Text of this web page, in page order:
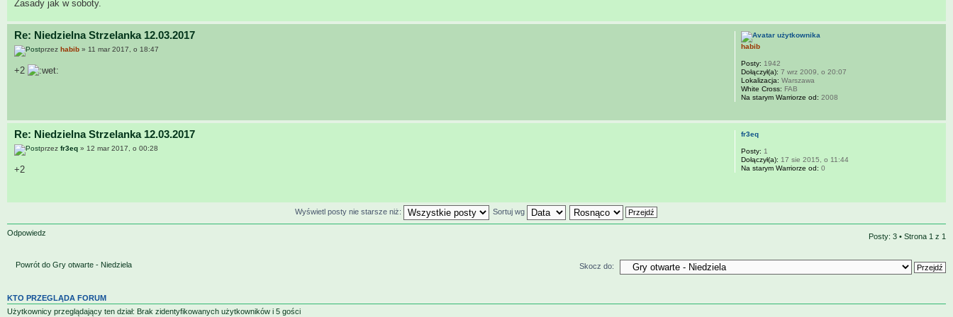
Zasady jak w soboty.
Re: Niedzielna Strzelanka 12.03.2017
przez habib » 11 mar 2017, o 18:47
+2
habib
Posty: 1942
Dołączył(a): 7 wrz 2009, o 20:07
Lokalizacja: Warszawa
White Cross: FAB
Na starym Warriorze od: 2008
Re: Niedzielna Strzelanka 12.03.2017
przez fr3eq » 12 mar 2017, o 00:28
+2
fr3eq
Posty: 1
Dołączył(a): 17 sie 2015, o 11:44
Na starym Warriorze od: 0
Wyświetl posty nie starsze niż: Sortuj wg
Odpowiedz Posty: 3 • Strona 1 z 1
Powrót do Gry otwarte - Niedziela Skocz do:
KTO PRZEGLĄDA FORUM
Użytkownicy przeglądający ten dział: Brak zidentyfikowanych użytkowników i 5 gości